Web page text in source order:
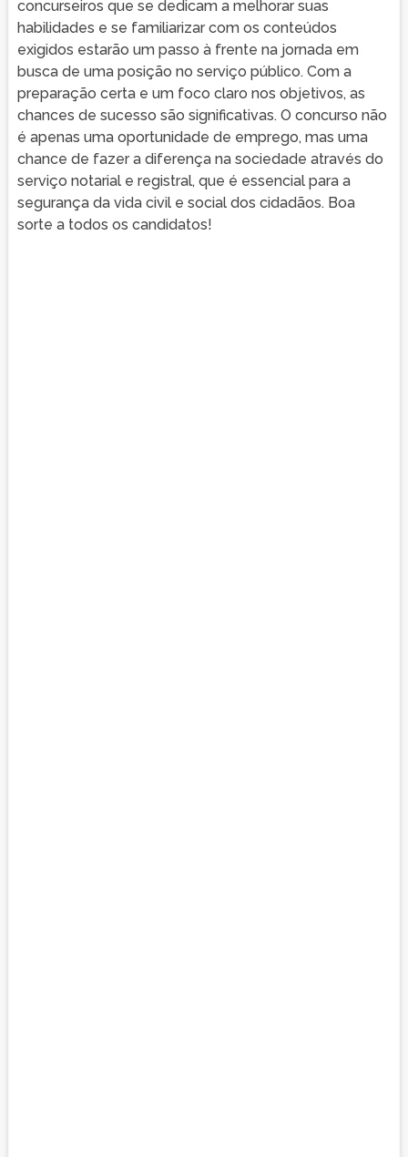
concurseiros que se dedicam a melhorar suas
habilidades e se familiarizar com os conteúdos
exigidos estarão um passo à frente na jornada em
busca de uma posição no serviço público. Com a
preparação certa e um foco claro nos objetivos, as
chances de sucesso são significativas. O concurso não
é apenas uma oportunidade de emprego, mas uma
chance de fazer a diferença na sociedade através do
serviço notarial e registral, que é essencial para a
segurança da vida civil e social dos cidadãos. Boa
sorte a todos os candidatos!